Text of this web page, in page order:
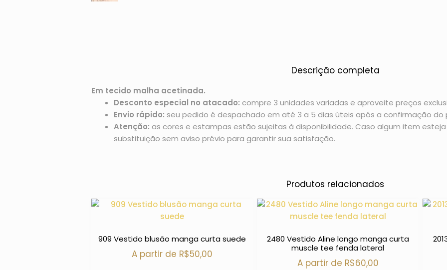
Descrição completa
Em tecido malha acetinada.
Desconto especial no atacado: compre 3 unidades variadas e aproveite preços
Envio rápido: seu pedido é despachado em até 3 a 5 dias úteis após a confirmação do
Atenção: as cores e estampas estão sujeitas à disponibilidade. Caso algum item
substituição sem aviso prévio para garantir sua satisfação.
Produtos relacionados
909 Vestido blusão manga curta suede
A partir de R$50,00
2480 Vestido Aline longo manga curta
muscle tee fenda lateral
A partir de R$60,00